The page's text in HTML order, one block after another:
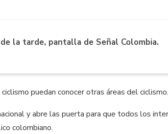
la tarde, pantalla de Señal Colombia.
puedan conocer otras áreas del ciclismo.
y abre las puerta para que todos los
colombiano.